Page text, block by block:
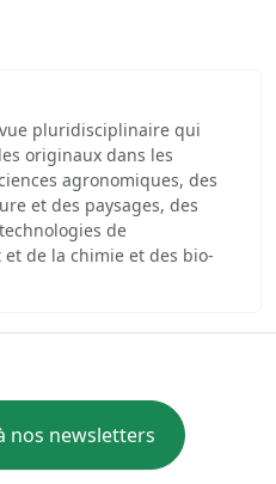
pluridisciplinaire qui
originaux dans les
agronomiques, des
et des paysages, des
de
et de la chimie et des bio-
nos newsletters